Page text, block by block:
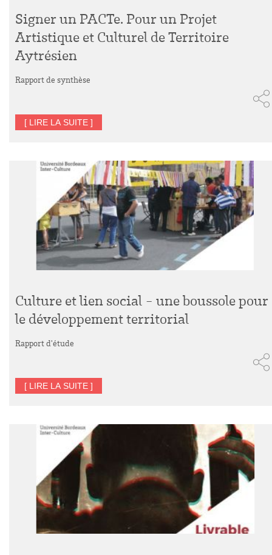
Signer un PACTe. Pour un Projet
Artistique et Culturel de Territoire
Aytrésien
Rapport de synthèse
[ LIRE LA SUITE ]
Culture et lien social - une boussole pour
le développement territorial
Rapport d'étude
[ LIRE LA SUITE ]